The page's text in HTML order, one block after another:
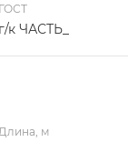
ГОСТ
г/к ЧАСТЬ_
Длина, м